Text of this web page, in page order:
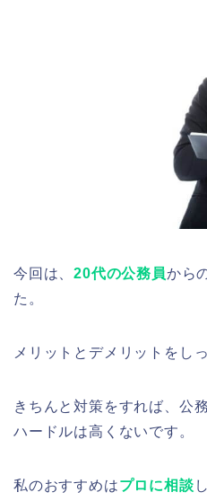
今回は、20代の公務員から
た。
メリットとデメリットをし
きちんと対策をすれば、公
ハードルは高くないです。
私のおすすめはプロに相談